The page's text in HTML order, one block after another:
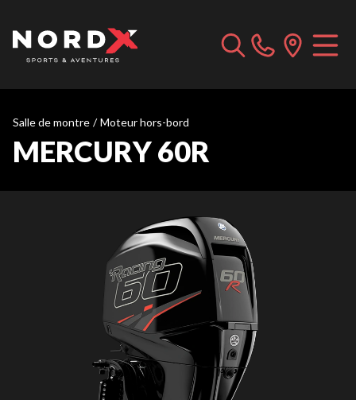
Salle de montre / Moteur hors-bord
MERCURY 60R